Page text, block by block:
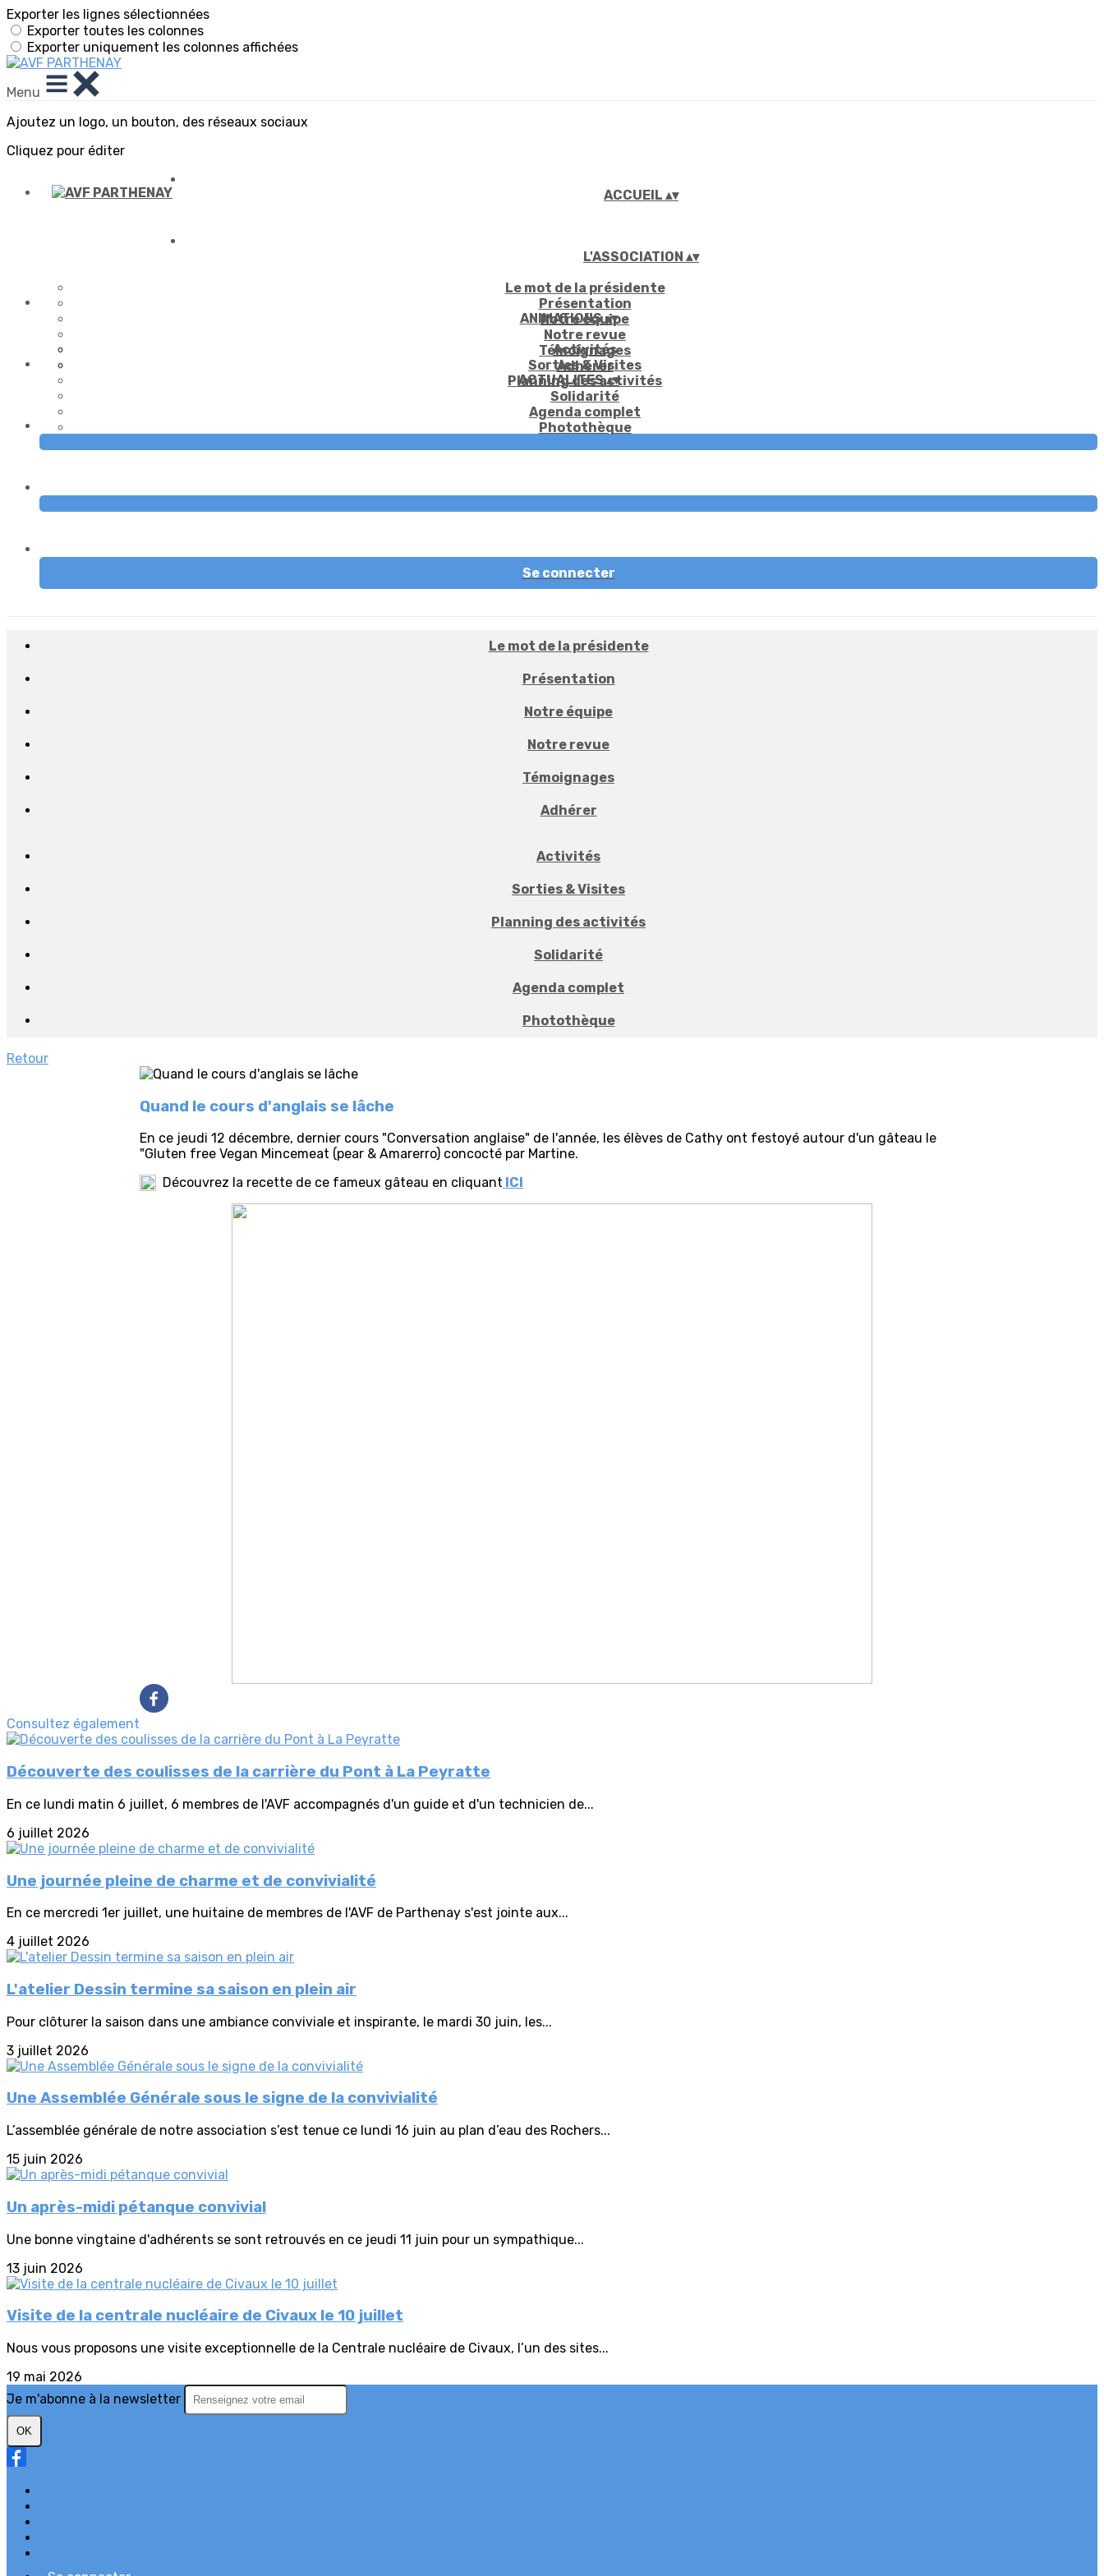
Exporter les lignes sélectionnées
Exporter toutes les colonnes
Exporter uniquement les colonnes affichées
Menu
Ajoutez un logo, un bouton, des réseaux sociaux
Cliquez pour éditer
ACCUEIL ▴▾
L'ASSOCIATION ▴▾
Le mot de la présidente
Présentation
Notre équipe
Notre revue
Témoignages
Adhérer
ANIMATIONS▴▾
Activités
Sorties & Visites
Planning des activités
Solidarité
Agenda complet
Photothèque
ACTUALITES▴▾
Se connecter
Le mot de la présidente
Présentation
Notre équipe
Notre revue
Témoignages
Adhérer
Activités
Sorties & Visites
Planning des activités
Solidarité
Agenda complet
Photothèque
Retour
Quand le cours d'anglais se lâche
En ce jeudi 12 décembre, dernier cours "Conversation anglaise" de l'année, les élèves de Cathy ont festoyé autour d'un gâteau le
"Gluten free Vegan Mincemeat (pear & Amarerro) concocté par Martine.
Découvrez la recette de ce fameux gâteau en cliquant ICI
Consultez également
Découverte des coulisses de la carrière du Pont à La Peyratte
En ce lundi matin 6 juillet, 6 membres de l'AVF accompagnés d'un guide et d'un technicien de...
6 juillet 2026
Une journée pleine de charme et de convivialité
En ce mercredi 1er juillet, une huitaine de membres de l'AVF de Parthenay s'est jointe aux...
4 juillet 2026
L'atelier Dessin termine sa saison en plein air
Pour clôturer la saison dans une ambiance conviviale et inspirante, le mardi 30 juin, les...
3 juillet 2026
Une Assemblée Générale sous le signe de la convivialité
L’assemblée générale de notre association s’est tenue ce lundi 16 juin au plan d’eau des Rochers...
15 juin 2026
Un après-midi pétanque convivial
Une bonne vingtaine d'adhérents se sont retrouvés en ce jeudi 11 juin pour un sympathique...
13 juin 2026
Visite de la centrale nucléaire de Civaux le 10 juillet
Nous vous proposons une visite exceptionnelle de la Centrale nucléaire de Civaux, l’un des sites...
19 mai 2026
Je m'abonne à la newsletter
OK